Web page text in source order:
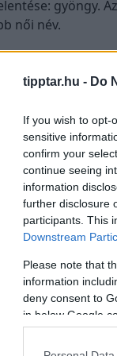
tipptar.hu - Do
If you wish to opt-
sensitive
confirm your
continue seeing
information
further disclosure
participants. This
Downstream
Please note that
information
deny consent to
in below Google
gyöngy.
női név.
a Magzsolától
Megnézem →